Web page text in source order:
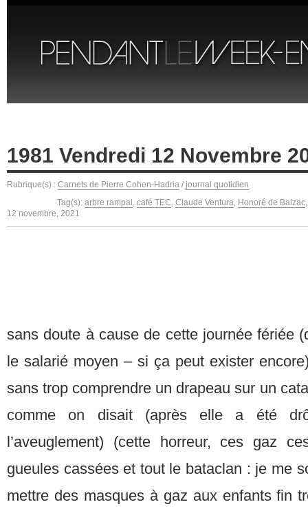
1981 Vendredi 12 Novembre
Rubrique(s) : Carnets de Pierre Cohen-Hadria / journal quotidien
Tag(s): arbre rampal , café TEC, Claude Ventura, Honoré de Balzac
12 novembre, 2021
sans doute à cause de cette journée fériée
le salarié moyen – si ça peut exister
sans trop comprendre un drapeau sur un
comme on disait (après elle a été
l’aveuglement) (cette horreur, ces gaz
gueules cassées et tout le bataclan : je me
mettre des masques à gaz aux enfants fin